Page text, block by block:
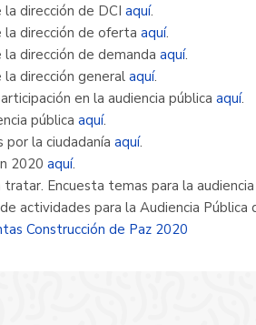
dirección de DCI aquí.
la dirección de oferta aquí.
dirección de demanda aquí.
dirección general aquí.
en la audiencia pública aquí.
pública aquí.
por la ciudadanía aquí.
2020 aquí.
Encuesta temas para la audiencia
actividades para la Audiencia Pública
Construcción de Paz 2020